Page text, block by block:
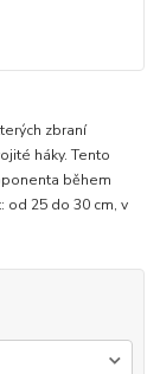
zbraní
háky. Tento
během
od 25 do 30 cm, v